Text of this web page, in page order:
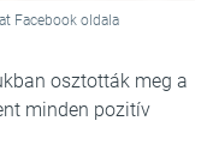
Facebook oldala
osztották meg a
minden pozitív